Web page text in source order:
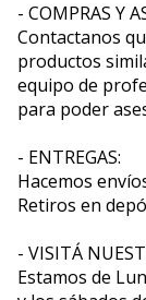
- COMPRAS Y
Contactanos
productos
equipo de
para poder
- ENTREGAS:
Hacemos
Retiros en
- VISITÁ
Estamos de